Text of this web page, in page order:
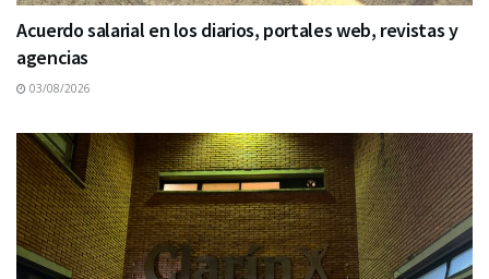
Acuerdo salarial en los diarios, portales web, revistas y
agencias
03/08/2026